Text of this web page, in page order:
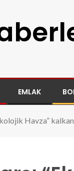
EMLAK
Havza”